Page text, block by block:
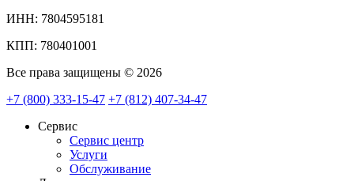
ИНН: 7804595181
КПП: 780401001
Все права защищены © 2026
+7 (800) 333-15-47 +7 (812) 407-34-47
Сервис
Сервис центр
Услуги
Обслуживание